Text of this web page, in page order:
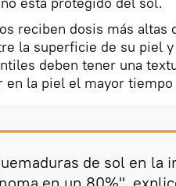
reciben dosis más altas
la superficie de su piel
deben tener una
en la piel el mayor
de sol en la